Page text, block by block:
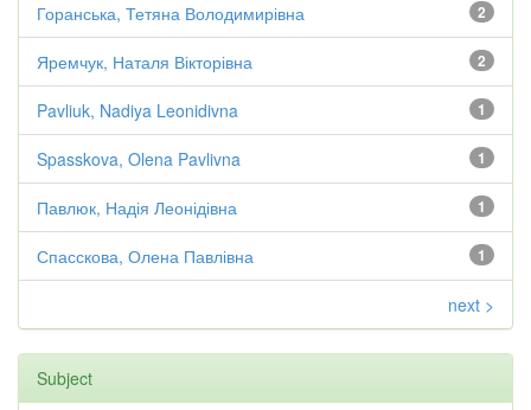
2
Горанська, Тетяна Володимирівна
2
Яремчук, Наталя Вікторівна
1
Pavliuk, Nadiya Leonidivna
1
Spasskova, Olena Pavlivna
1
Павлюк, Надія Леонідівна
1
Спасскова, Олена Павлівна
next >
Subject